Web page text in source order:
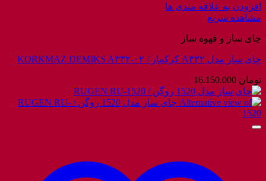
افزودن به علاقه مندی ها
مشاهده سریع
چای ساز و قهوه ساز
چای ساز مدل A۳۳۲ کرکماز / KORKMAZ DEMIKS A۳۳۲-۰۲
تومان